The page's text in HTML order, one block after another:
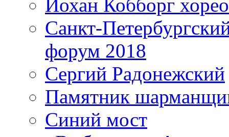
Йохан Кобборг
Санкт-
форум 2018
Сергий Радонежский
Памятник
Синий мост